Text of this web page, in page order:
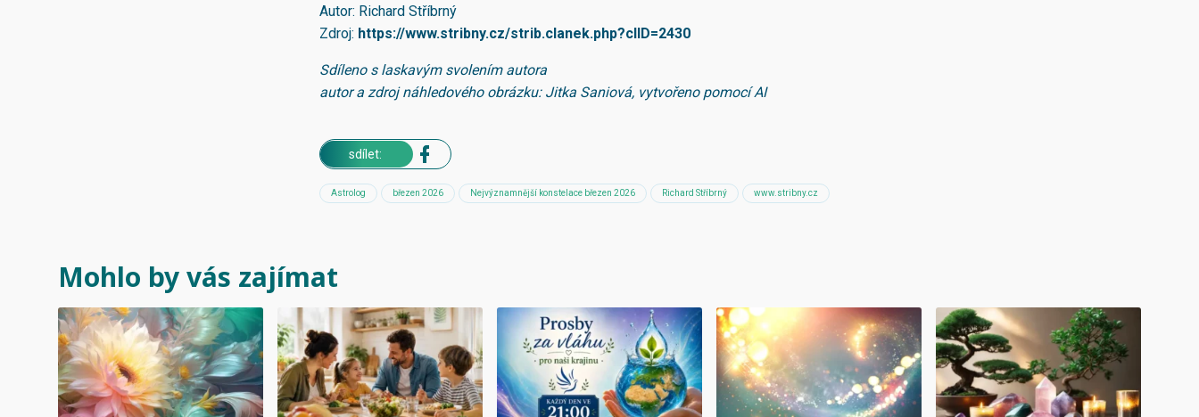
Autor: Richard Stříbrný
Zdroj: https://www.stribny.cz/strib.clanek.php?clID=2430
Sdíleno s laskavým svolením autora
autor a zdroj náhledového obrázku: Jitka Saniová, vytvořeno pomocí AI
sdílet:
Astrolog březen 2026 Nejvýznamnější konstelace březen 2026 Richard Stříbrný www.stribny.cz
Mohlo by vás zajímat